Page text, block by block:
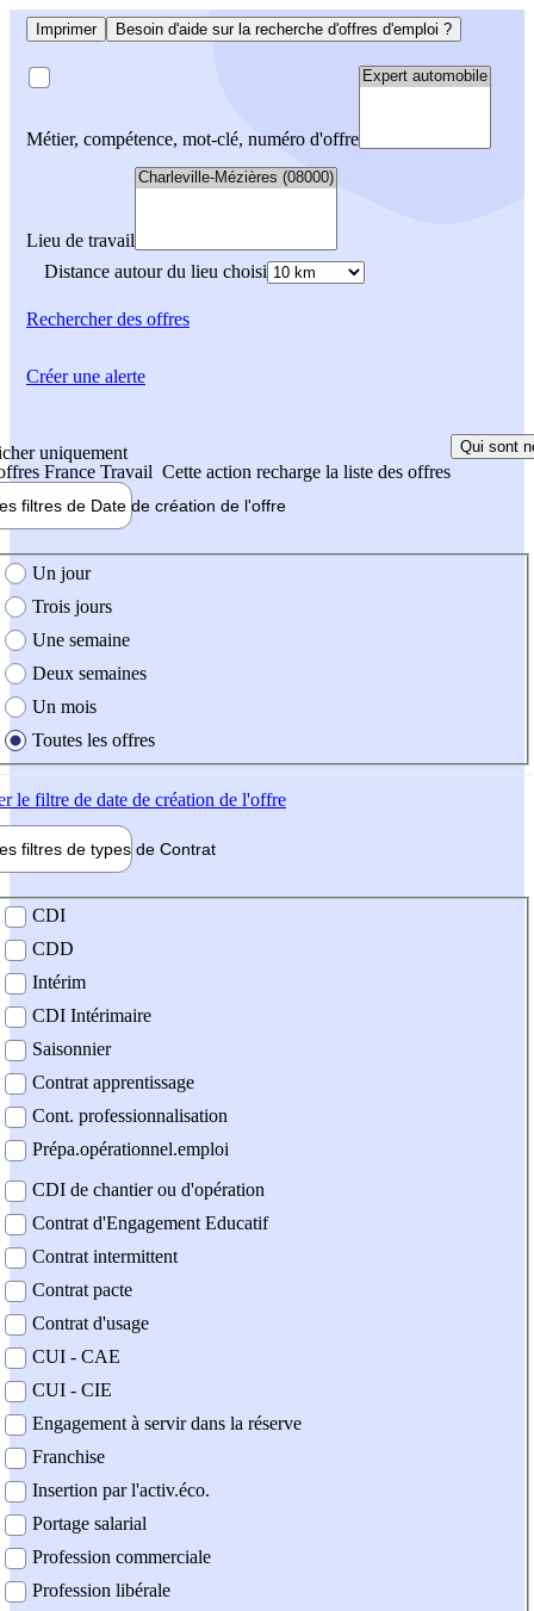
Imprimer Besoin d'aide sur la recherche d'offres d'emploi ?
Métier, compétence, mot-clé, numéro d'offre
Lieu de travail
Distance autour du lieu choisi
Rechercherdes offres
uniquement
France Travail Cette action recharge la liste des offres
Qui sont
filtres de Date de création de l'offre
création de l'offre
Un jour
Trois jours
Une semaine
Deux semaines
Un mois
Toutes les offres
le filtre de date de création de l'offre
filtres de types de Contrat
contrat
CDI
CDD
Intérim
CDI Intérimaire
Saisonnier
Contrat apprentissage
Cont. professionnalisation
Prépa.opérationnel.emploi
CDI de chantier ou d'opération
Contrat d'Engagement Educatif
Contrat intermittent
Contrat pacte
Contrat d'usage
CUI - CAE
CUI - CIE
Engagement à servir dans la réserve
Franchise
Insertion par l'activ.éco.
Portage salarial
Profession commerciale
Profession libérale
Créer une alerte